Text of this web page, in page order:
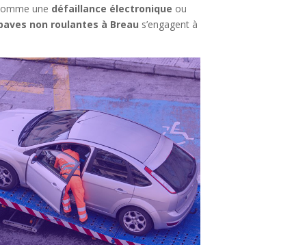
une défaillance électronique ou
non roulantes à Breau s’engagent à